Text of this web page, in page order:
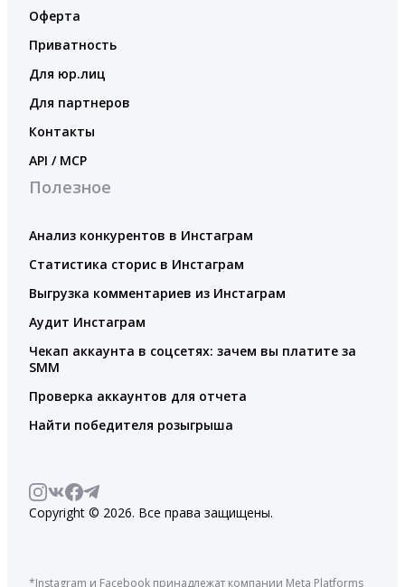
Оферта
Приватность
Для юр.лиц
Для партнеров
Контакты
API / MCP
Полезное
Анализ конкурентов в Инстаграм
Статистика сторис в Инстаграм
Выгрузка комментариев из Инстаграм
Аудит Инстаграм
Чекап аккаунта в соцсетях: зачем вы платите за
SMM
Проверка аккаунтов для отчета
Найти победителя розыгрыша
Copyright © 2026. Все права защищены.
*Instagram и Facebook принадлежат компании Meta Platforms